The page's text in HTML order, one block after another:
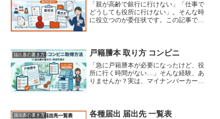
「親が高齢で銀行に行けない」「仕事で
どうしても役所に行けない」。そんな時
に役立つのが委任状です。この記事で
きをスムーズに進めるために、ぜひ参考
にしてください。 手続きの概要 委任状と
は、ある人が別の人…
届出書の書き方 戸籍謄本 取り方 コンビニ
「急に戸籍謄本が必要になったけど、役
所に行く時間がない…」そんな経験、あ
りませんか？実は、マイナンバーカード
初めての方にもわかりやすく解説しま
届出書の書き方 各種届出 届出先 一覧表